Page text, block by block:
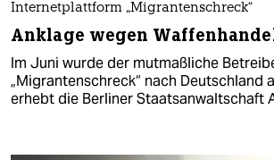
Internetplattform „Migrantenschreck“
Anklage wegen
Im Juni wurde der mutmaßliche
„Migrantenschreck“ nach Deutschland
erhebt die Berliner Staatsanwaltschaft